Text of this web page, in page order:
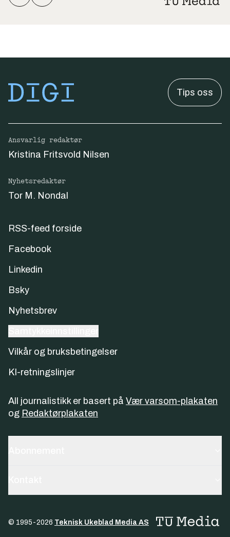
Tips oss
Ansvarlig redaktør
Kristina Fritsvold Nilsen
Nyhetsredaktør
Tor M. Nondal
RSS-feed forside
Facebook
Linkedin
Bsky
Nyhetsbrev
Vilkår og bruksbetingelser
KI-retningslinjer
All journalistikk er basert på Vær varsom-plakaten
og Redaktørplakaten
© 1995-2026 Teknisk Ukeblad Media AS